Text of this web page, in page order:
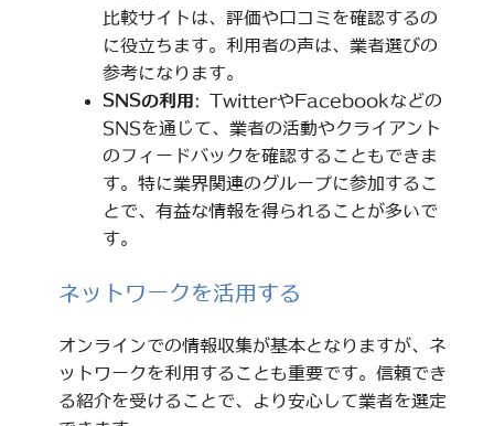
比較サイトは、評価や口コミを確認するの
に役立ちます。利用者の声は、業者選びの
参考になります。
SNSの利用 : TwitterやFacebookなどの
SNSを通じて、業者の活動やクライアント
のフィードバックを確認することもできま
す。特に業界関連のグループに参加するこ
とで、有益な情報を得られることが多いで
す。
ネットワークを活用する
オンラインでの情報収集が基本となりますが、ネ
ットワークを利用することも重要です。信頼でき
る紹介を受けることで、より安心して業者を選定